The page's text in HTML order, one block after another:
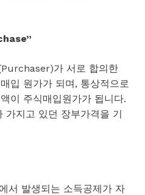
가 서로 합의한
입 원가가 되며, 통상적으로
이 주식매입원가가 됩니다.
가지고 있던 장부가격을 기
서 발생되는 소득공제가 자